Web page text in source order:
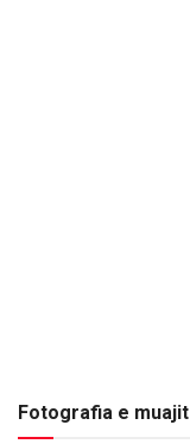
Fotografia e muajit